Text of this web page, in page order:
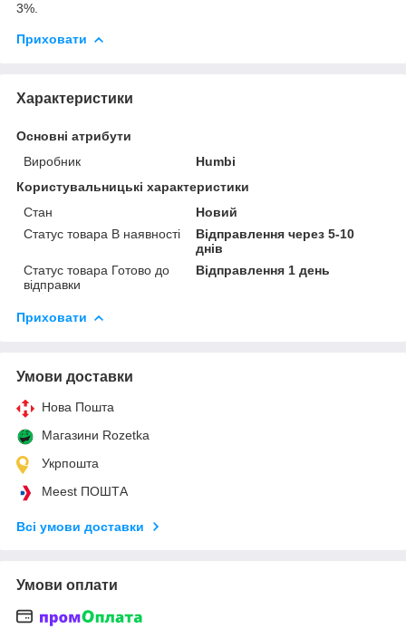
3%.
Приховати
Характеристики
Основні атрибути
Виробник
Humbi
Користувальницькі характеристики
Стан
Новий
Статус товара В наявності
Відправлення через 5-10
днів
Статус товара Готово до
відправки
Відправлення 1 день
Приховати
Умови доставки
Нова Пошта
Магазини Rozetka
Укрпошта
Meest ПОШТА
Всі умови доставки
Умови оплати